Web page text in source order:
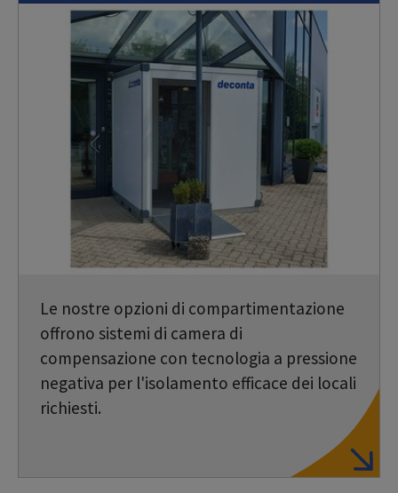
Le nostre opzioni di compartimentazione
offrono sistemi di camera di
compensazione con tecnologia a pressione
negativa per l'isolamento efficace dei locali
richiesti.